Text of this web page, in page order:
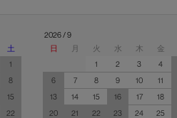
土
1
8
15
22
2026 / 9
日
月 火 水 木 金
1
2 3 4
6
7 8 9 10 11
13
14 15 16 17 18
20
21 22 23 24 25